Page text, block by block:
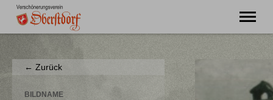
"Ming Huimat mueß de Kinde blibe!"
Verein
← Zurück
BILDNAME